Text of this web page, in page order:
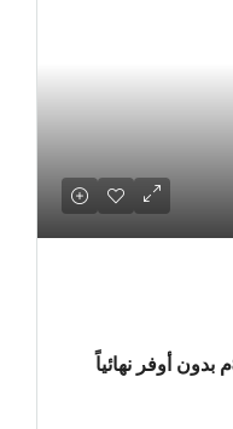
للبيع في بريفادو مدينتي شقة 84م بدون أوفر نهائياً